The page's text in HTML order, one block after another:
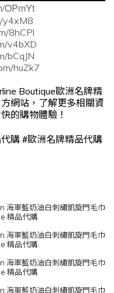
OPmYt
y4xM8
8hCPl
v4bXD
bCqJN
huZk7
Boutique歐洲名牌精
網站，了解更多相關資
的購物體驗！
購 #歐洲名牌精品代購